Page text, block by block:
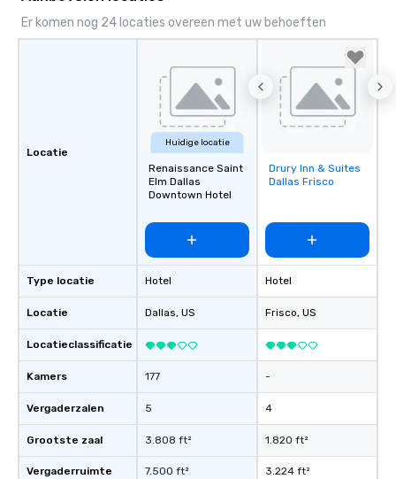
Er komen nog 24 locaties overeen met uw behoeften
Locatie
Type locatie
Locatie
Locatieclassificatie
Kamers
Vergaderzalen
Grootste zaal
Vergaderruimte
Huidige locatie
Renaissance Saint
Elm Dallas
Downtown Hotel
Hotel
Dallas, US
177
5
3.808 ft²
7.500 ft²
Removed from
favorites
Drury Inn & Suites
Dallas Frisco
Hotel
Frisco, US
-
4
1.820 ft²
3.224 ft²